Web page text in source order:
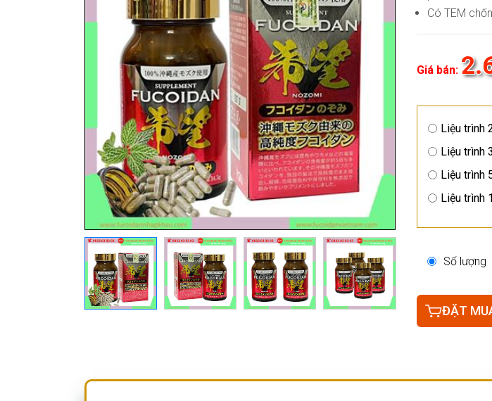
Có TEM
Giá bán:
Liệu trình
Liệu trình
Liệu trình
Liệu trình
Số lượng
ĐẶT